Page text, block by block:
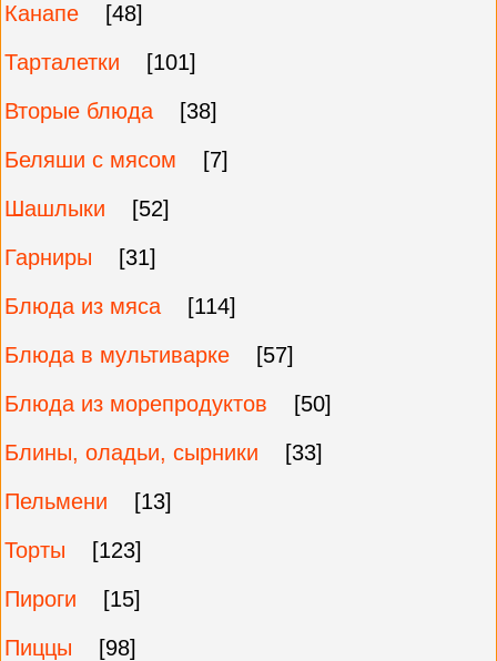
Канапе
[48]
Тарталетки
[101]
Вторые блюда
[38]
Беляши с мясом
[7]
Шашлыки
[52]
Гарниры
[31]
Блюда из мяса
[114]
Блюда в мультиварке
[57]
Блюда из морепродуктов
[50]
Блины, оладьи, сырники
[33]
Пельмени
[13]
Торты
[123]
Пироги
[15]
Пиццы
[98]